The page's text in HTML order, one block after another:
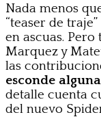
Nada menos
“teaser de
en ascuas.
Marquez y
las
esconde
detalle cuenta
del nuevo